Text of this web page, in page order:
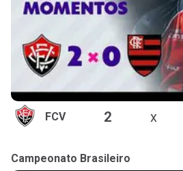
FCV 2 x
Campeonato Brasileiro